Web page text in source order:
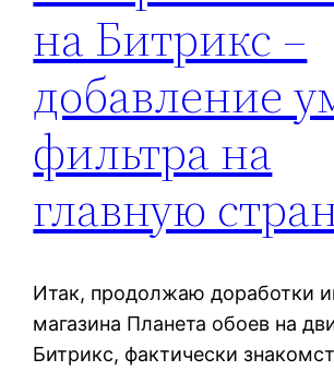
на Битрикс –
добавление
фильтра на
главную
Итак, продолжаю доработки
магазина Планета обоев на
Битрикс, фактически